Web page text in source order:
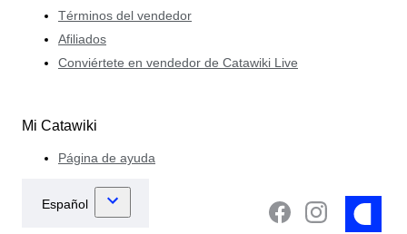
Términos del vendedor
Afiliados
Conviértete en vendedor de Catawiki Live
Mi Catawiki
Página de ayuda